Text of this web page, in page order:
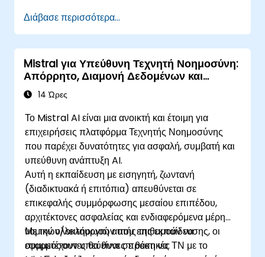
Διάβασε περισσότερα...
Mistral για Υπεύθυνη Τεχνητή Νοημοσύνη:
Απόρρητο, Διαμονή Δεδομένων και
Έλεγχοι Επιχειρήσεων
14 Ώρες
Το Mistral AI είναι μια ανοικτή και έτοιμη για
επιχειρήσεις πλατφόρμα Τεχνητής Νοημοσύνης
που παρέχει δυνατότητες για ασφαλή, συμβατή και
υπεύθυνη ανάπτυξη AI.
Αυτή η εκπαίδευση με εισηγητή, ζωντανή
(διαδικτυακά ή επιτόπια) απευθύνεται σε
επικεφαλής συμμόρφωσης μεσαίου επιπέδου,
αρχιτέκτονες ασφαλείας και ενδιαφερόμενα μέρη
νομικών/λειτουργιών που επιθυμούν να
εφαρμόσουν υπεύθυνες πρακτικές ΤΝ με το
Με την ολοκλήρωση αυτής της εκπαίδευσης, οι
συμμετέχοντες θα είναι σε θέση να: